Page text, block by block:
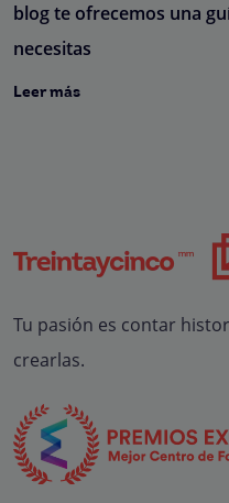
blog te ofrecemos una
necesitas
Leer más
Tu pasión es contar
crearlas.